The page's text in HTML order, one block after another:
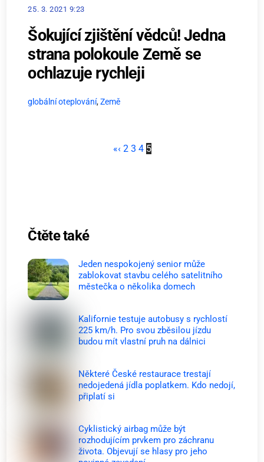
25. 3. 2021 9:23
Šokující zjištění vědců! Jedna
strana polokoule Země se
ochlazuje rychleji
globální oteplování,Země
«‹ 2 3 4 5
Čtěte také
Jeden nespokojený senior může
zablokovat stavbu celého satelitního
městečka o několika domech
Kalifornie testuje autobusy s rychlostí
225 km/h. Pro svou zběsilou jízdu
budou mít vlastní pruh na dálnici
Některé České restaurace trestají
nedojedená jídla poplatkem. Kdo nedojí,
připlatí si
Cyklistický airbag může být
rozhodujícím prvkem pro záchranu
života. Objevují se hlasy pro jeho